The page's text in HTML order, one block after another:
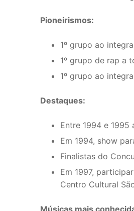
Pioneirismos:
1º grupo ao
1º grupo de rap a
1º grupo ao
Destaques:
Entre 1994 e 1995
Em 1994, show
Finalistas do
Em 1997,
Centro Cultural